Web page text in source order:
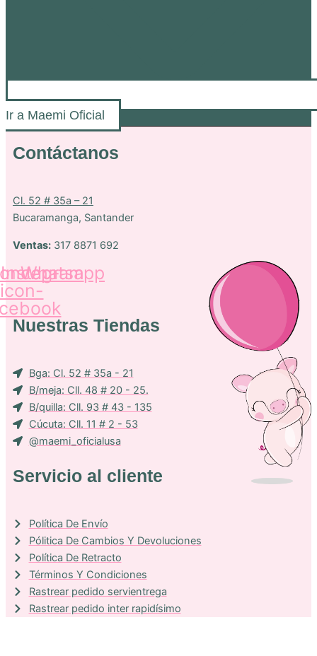
Ir a Maemi Oficial
Contáctanos
Cl. 52 # 35a – 21
Bucaramanga, Santander
Ventas: 317 8871 692
icon-
Instagram
Whatsapp
Nuestras Tiendas
Bga: Cl. 52 # 35a - 21
B/meja: Cll. 48 # 20 - 25.
B/quilla: Cll. 93 # 43 - 135
Cúcuta: Cll. 11 # 2 - 53
@maemi_oficialusa
Servicio al cliente
Política De Envío
Pólitica De Cambios Y Devoluciones
Política De Retracto
Términos Y Condiciones
Rastrear pedido servientrega
Rastrear pedido inter rapidísimo